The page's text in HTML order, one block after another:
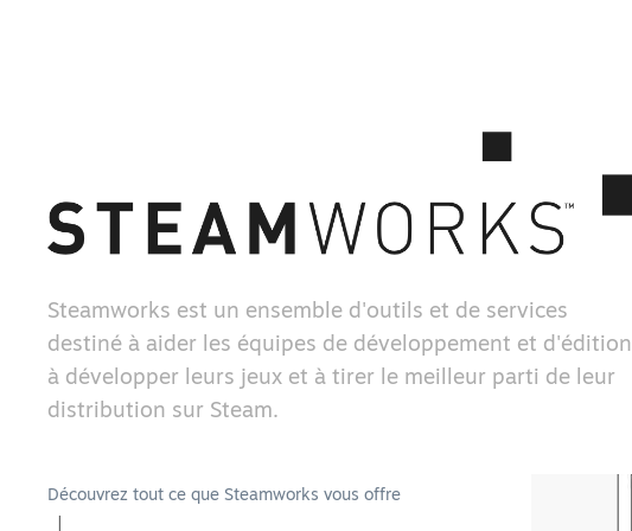
Steamworks est un ensemble d'outils et de services
destiné à aider les équipes de développement et d'édition
à développer leurs jeux et à tirer le meilleur parti de leur
distribution sur Steam.
Découvrez tout ce que Steamworks vous offre